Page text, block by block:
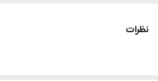
نظرات